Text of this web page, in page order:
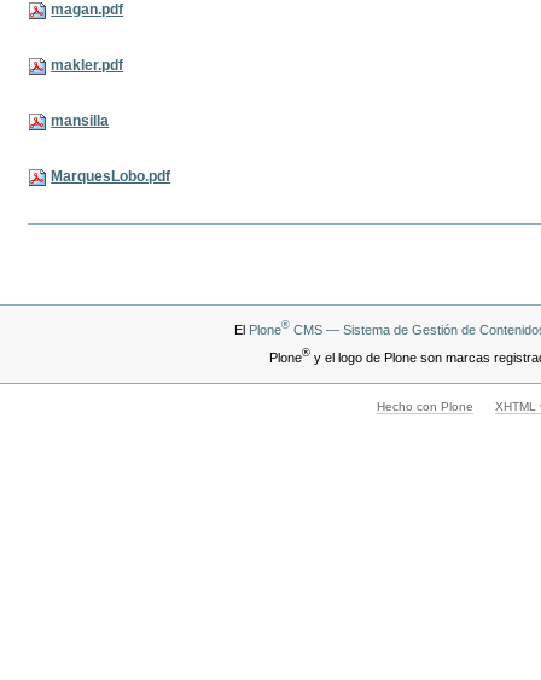
magan.pdf
makler.pdf
mansilla
MarquesLobo.pdf
El Plone®CMS — Sistema de Gestión de
Plone®y el logo de Plone son marcas
Hecho con Plone XHTML